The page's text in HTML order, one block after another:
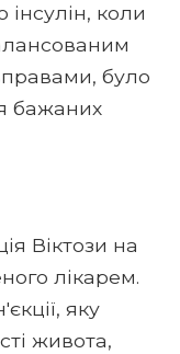
коли
було
бажаних
Віктози на
лікарем.
яку
живота,